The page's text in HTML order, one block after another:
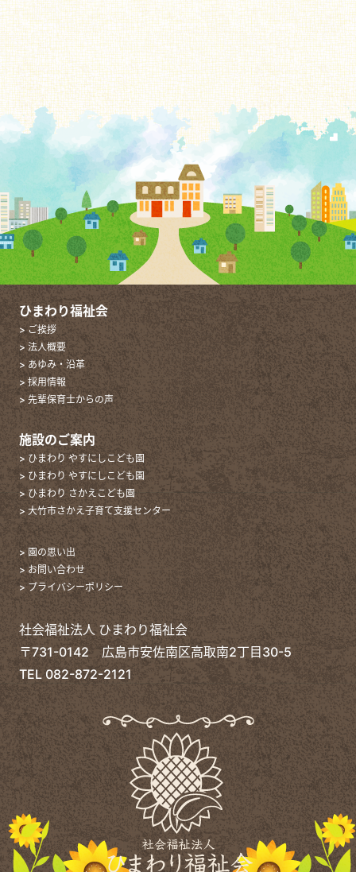
ひまわり福祉会
> ご挨拶
> 法人概要
> あゆみ・沿革
> 採用情報
> 先輩保育士からの声
施設のご案内
> ひまわり やすにしこども園
> ひまわり やすにしこども園
> ひまわり さかえこども園
> 大竹市さかえ子育て支援センター
> 園の思い出
> お問い合わせ
> プライバシーポリシー
社会福祉法人 ひまわり福祉会
〒731-0142 広島市安佐南区高取南2丁目30-5
TEL 082-872-2121